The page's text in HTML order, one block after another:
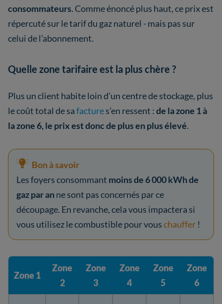
consommateurs. Comme énoncé plus haut, ce prix est
répercuté sur le tarif du gaz naturel - mais pas sur
celui de l’abonnement.
Quelle zone tarifaire est la plus chère ?
Plus un client habite loin d’un centre de stockage, plus
le coût total de safactures’en ressent :de la zone 1 à
la zone 6, le prix est donc de plus en plus élevé.
Bon à savoir
Les foyers consommant moins de 6 000 kWh de
gaz par anne sont pas concernés par ce
découpage. En revanche, cela vous impactera si
vous utilisez le combustible pour vouschauffer !
Zone 1
Zone
2
Zone
3
Zone
4
Zone
5
Zone
6